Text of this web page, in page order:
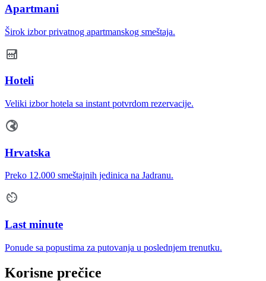
Apartmani
Širok izbor privatnog apartmanskog smeštaja.
Hoteli
Veliki izbor hotela sa instant potvrdom rezervacije.
Hrvatska
Preko 12.000 smeštajnih jedinica na Jadranu.
Last minute
Ponude sa popustima za putovanja u poslednjem trenutku.
Korisne prečice